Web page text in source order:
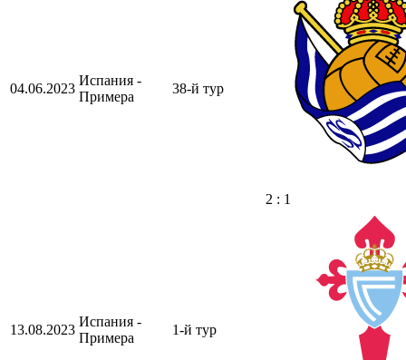
04.06.2023
Испания -
Примера
38-й тур
2 : 1
13.08.2023
Испания -
Примера
1-й тур